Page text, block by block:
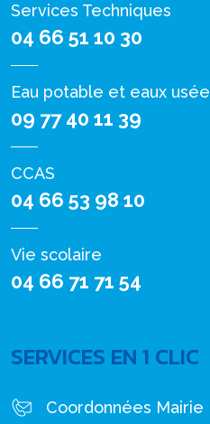
Services Techniques
04 66 51 10 30
Eau potable et eaux
09 77 40 11 39
CCAS
04 66 53 98 10
Vie scolaire
04 66 71 71 54
SERVICES EN 1 CLIC
Coordonnées Mairie